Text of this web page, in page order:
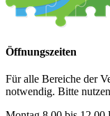
Öffnungszeiten
Für alle Bereiche der
notwendig. Bitte